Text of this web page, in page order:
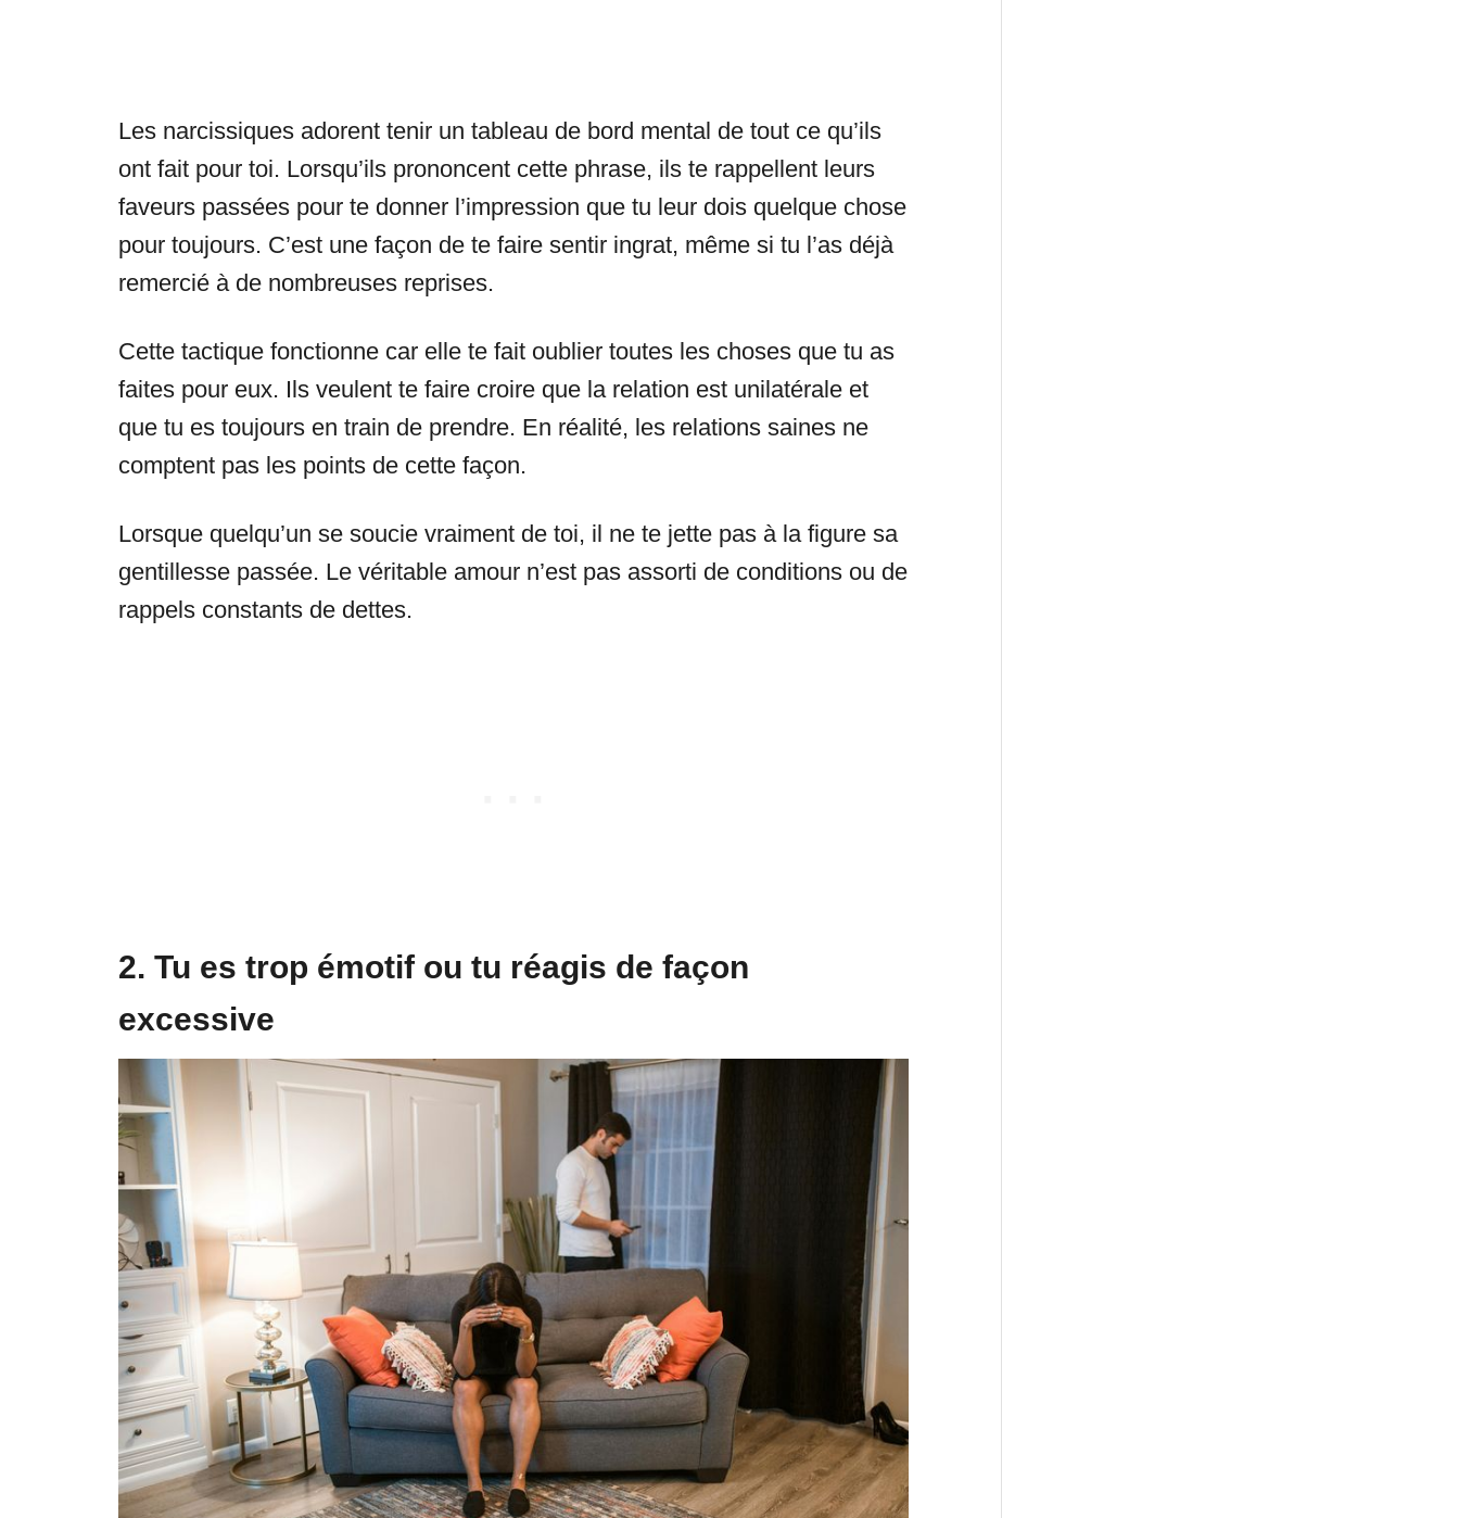
Les narcissiques adorent tenir un tableau de bord mental de tout ce qu’ils
ont fait pour toi. Lorsqu’ils prononcent cette phrase, ils te rappellent leurs
faveurs passées pour te donner l’impression que tu leur dois quelque chose
pour toujours. C’est une façon de te faire sentir ingrat, même si tu l’as déjà
remercié à de nombreuses reprises.
Cette tactique fonctionne car elle te fait oublier toutes les choses que tu as
faites pour eux. Ils veulent te faire croire que la relation est unilatérale et
que tu es toujours en train de prendre. En réalité, les relations saines ne
comptent pas les points de cette façon.
Lorsque quelqu’un se soucie vraiment de toi, il ne te jette pas à la figure sa
gentillesse passée. Le véritable amour n’est pas assorti de conditions ou de
rappels constants de dettes.
2. Tu es trop émotif ou tu réagis de façon
excessive